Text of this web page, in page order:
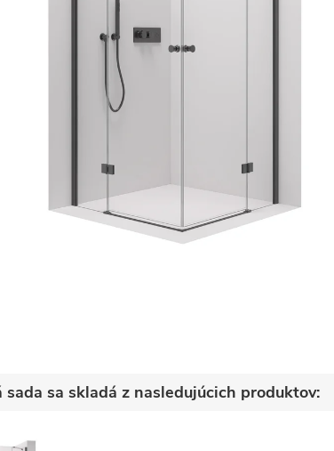
sada sa skladá z nasledujúcich produktov: